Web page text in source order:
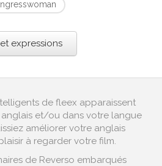
expressions
de fleex apparaissent
et/ou dans votre langue
améliorer votre anglais
à regarder votre film.
de Reverso embarqués